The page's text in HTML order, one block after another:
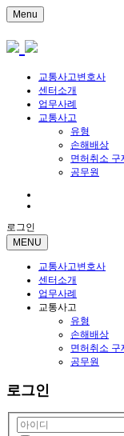
Menu
교통사고변호사
센터소개
업무사례
교통사고
유형
손해배상
면허취소 구
공무원
로그인
MENU
교통사고변호사
센터소개
업무사례
교통사고
유형
손해배상
면허취소 구
공무원
로그인